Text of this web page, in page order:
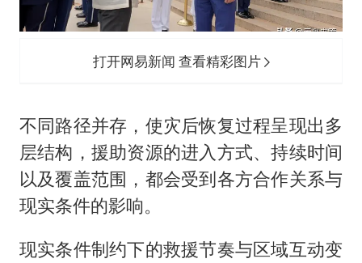
打开网易新闻 查看精彩图片
不同路径并存，使灾后恢复过程呈现出多
层结构，援助资源的进入方式、持续时间
以及覆盖范围，都会受到各方合作关系与
现实条件的影响。
现实条件制约下的救援节奏与区域互动变